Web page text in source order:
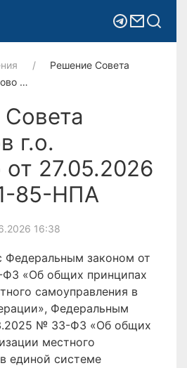
Решение Совета
…
г.о.
27.05.2026
85-НПА
16:38
Федеральным законом от
ФЗ «Об общих принципах
самоуправления в
Федеральным
№ 33-ФЗ «Об общих
местного
единой системе